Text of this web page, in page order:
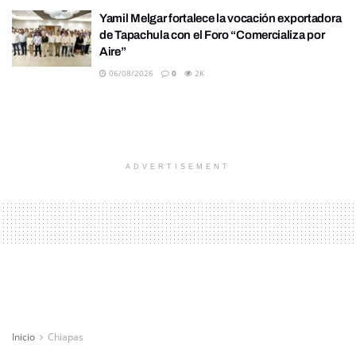
Yamil Melgar fortalece la vocación exportadora
de Tapachula con el Foro “Comercializa por
Aire”
06/08/2026 0 2K
ADVERTISEMENT
Inicio Chiapas